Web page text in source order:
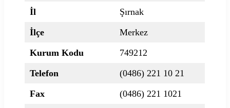
İl
Şırnak
İlçe
Merkez
Kurum Kodu
749212
Telefon
(0486) 221 10 21
Fax
(0486) 221 1021